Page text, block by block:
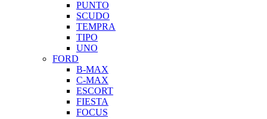
PUNTO
SCUDO
TEMPRA
TIPO
UNO
FORD
B-MAX
C-MAX
ESCORT
FIESTA
FOCUS